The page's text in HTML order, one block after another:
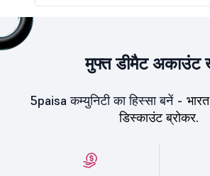
मुफ्त डीमैट अकाउंट
5paisa कम्युनिटी का हिस्सा बनें -
डिस्काउंट ब्रोकर.